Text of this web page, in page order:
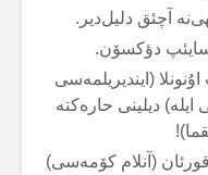
آچئق دلیل‌دیر.
دؤکسۆن.
(ایندیریلمەسی
دیلینی حارەکتە
قورئان (آنلام کۆمەسی)